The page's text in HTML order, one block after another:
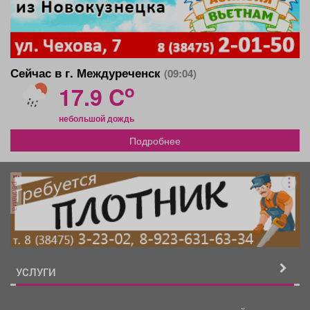
Сейчас в г. Междуреченск (09:04)
17.9 Co
небольшой дождь
Подробнее
реклама
УСЛУГИ